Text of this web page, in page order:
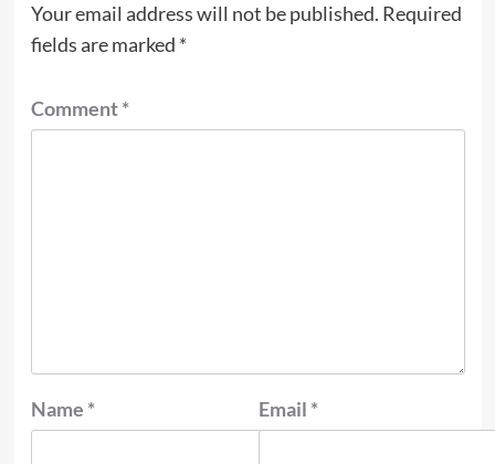
Your email address will not be published. Required
fields are marked *
Comment*
Name * Email *